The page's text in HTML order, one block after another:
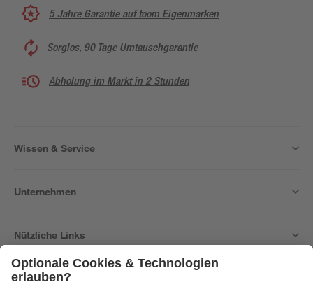
5 Jahre Garantie auf toom Eigenmarken
Sorglos, 90 Tage Umtauschgarantie
Abholung im Markt in 2 Stunden
Wissen & Service
Unternehmen
Nützliche Links